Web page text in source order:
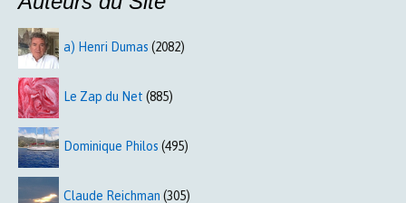
a) Henri Dumas (2082)
Le Zap du Net (885)
Dominique Philos (495)
Claude Reichman (305)